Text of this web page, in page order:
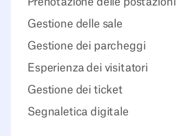
Prenotazione delle postazioni
Gestione delle sale
Gestione dei parcheggi
Esperienza dei visitatori
Gestione dei ticket
Segnaletica digitale